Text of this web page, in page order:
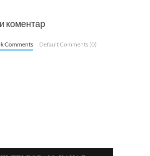
коментар
Comments Default Comments (0)